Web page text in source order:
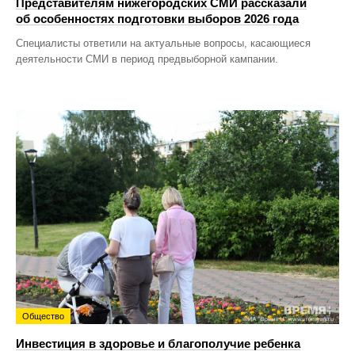
об особенностях подготовки выборов 2026 года
Специалисты ответили на актуальные вопросы, касающиеся
деятельности СМИ в период предвыборной кампании.
Общество
Инвестиция в здоровье и благополучие ребенка